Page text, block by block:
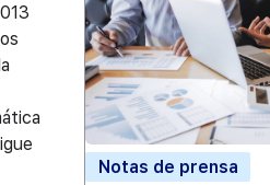
Notas de prensa